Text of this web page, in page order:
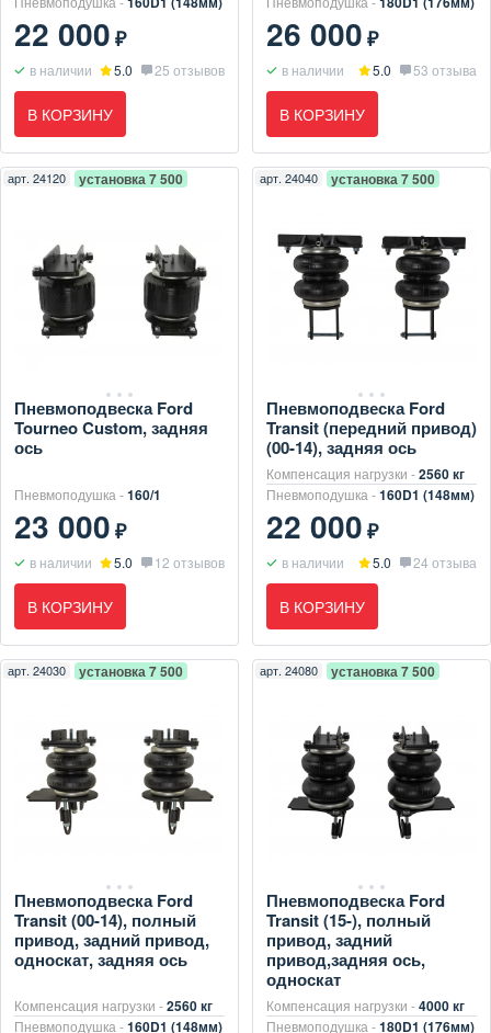
22 000₽
в наличии 5.0 25 отзывов
В КОРЗИНУ
26 000₽
в наличии 5.0 53 отзыва
В КОРЗИНУ
арт. 24120 установка 7 500
Пневмоподвеска Ford
Tourneo Custom, задняя
ось
Пневмоподушка -160/1
23 000₽
в наличии 5.0 12 отзывов
В КОРЗИНУ
арт. 24040 установка 7 500
Пневмоподвеска Ford
Transit (передний привод)
(00-14), задняя ось
Компенсация нагрузки -2560 кг
Пневмоподушка -160D1 (148мм)
22 000₽
в наличии 5.0 24 отзыва
В КОРЗИНУ
арт. 24030 установка 7 500
Пневмоподвеска Ford
Transit (00-14), полный
привод, задний привод,
односкат, задняя ось
Компенсация нагрузки -2560 кг
Пневмоподушка -160D1 (148мм)
арт. 24080 установка 7 500
Пневмоподвеска Ford
Transit (15-), полный
привод, задний
привод,задняя ось,
односкат
Компенсация нагрузки -4000 кг
Пневмоподушка -180D1 (176мм)